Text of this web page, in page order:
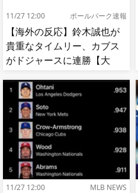
11/27 12:00 ボールパーク速報
【海外の反応】鈴木誠也が
貴重なタイムリー、カブス
がドジャースに連勝【大
11/27 12:00 MLB NEWS